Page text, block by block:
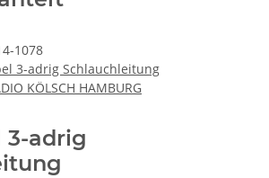
1078
3-adrig Schlauchleitung
KÖLSCH HAMBURG
3-adrig